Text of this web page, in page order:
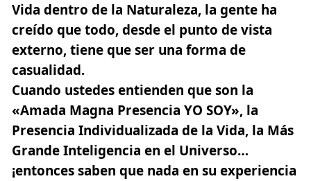
Vida dentro de la Naturaleza, la gente ha
creído que todo, desde el punto de vista
externo, tiene que ser una forma de
casualidad.
Cuando ustedes entienden que son la
«Amada Magna Presencia YO SOY», la
Presencia Individualizada de la Vida, la Más
Grande Inteligencia en el Universo…
¡entonces saben que nada en su experiencia